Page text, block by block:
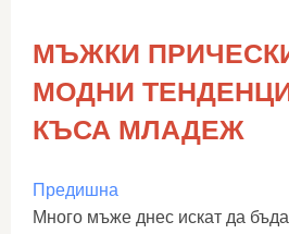
МЪЖКИ
МОДНИ
КЪСА МЛАДЕЖ
Предишна
Много мъже днес искат да